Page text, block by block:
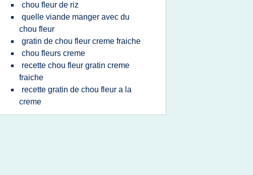
chou fleur de riz
quelle viande manger avec du
chou fleur
gratin de chou fleur creme fraiche
chou fleurs creme
recette chou fleur gratin creme
fraiche
recette gratin de chou fleur a la
creme